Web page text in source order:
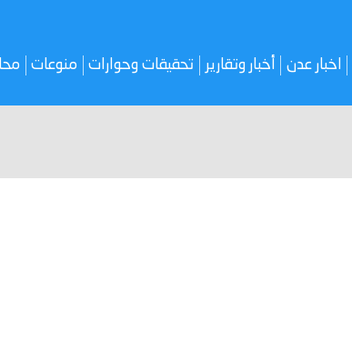
اخبار عدن أخبار وتقارير تحقيقات وحوارات منوعات